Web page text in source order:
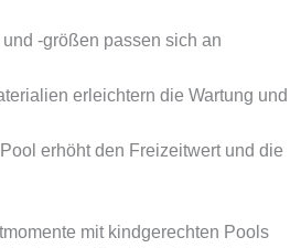
-größen passen sich an
erleichtern die Wartung und
erhöht den Freizeitwert und die
mit kindgerechten Pools